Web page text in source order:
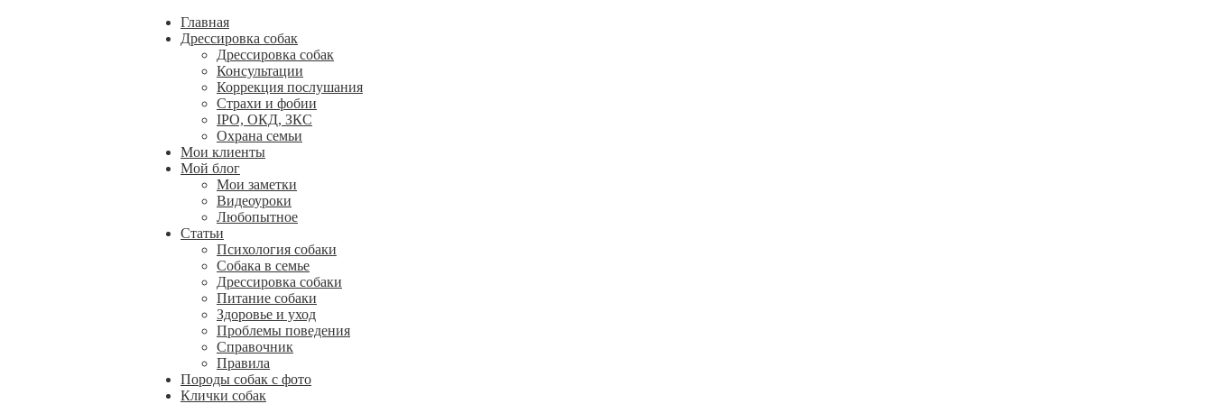
Главная
Дрессировка собак
Дрессировка собак
Консультации
Коррекция послушания
Страхи и фобии
IPO, ОКД, ЗКС
Охрана семьи
Мои клиенты
Мой блог
Мои заметки
Видеоуроки
Любопытное
Статьи
Психология собаки
Собака в семье
Дрессировка собаки
Питание собаки
Здоровье и уход
Проблемы поведения
Справочник
Правила
Породы собак с фото
Клички собак